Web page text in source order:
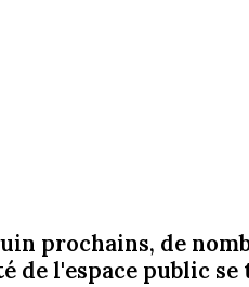
prochains, de
de l'espace public